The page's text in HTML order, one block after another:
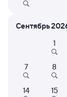
Расписание
Сентябрь
1
7 8
14 15